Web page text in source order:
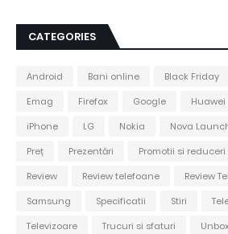
CATEGORIES
Android Bani online Black Friday
Emag
Firefox Google Huawei
iPhone
LG Nokia Nova
Preț
Prezentări
Promotii si
Review
Review telefoane
Review
Samsung
Specificatii Stiri
Televizoare
Trucuri si sfaturi